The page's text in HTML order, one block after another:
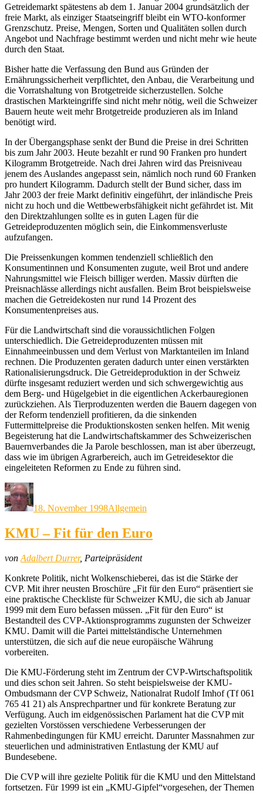
Getreidemarkt spätestens ab dem 1. Januar 2004 grundsätzlich der
freie Markt, als einziger Staatseingriff bleibt ein WTO-konformer
Grenzschutz. Preise, Mengen, Sorten und Qualitäten sollen durch
Angebot und Nachfrage bestimmt werden und nicht mehr wie heute
durch den Staat.
Bisher hatte die Verfassung den Bund aus Gründen der
Ernährungssicherheit verpflichtet, den Anbau, die Verarbeitung und
die Vorratshaltung von Brotgetreide sicherzustellen. Solche
drastischen Markteingriffe sind nicht mehr nötig, weil die Schweizer
Bauern heute weit mehr Brotgetreide produzieren als im Inland
benötigt wird.
In der Übergangsphase senkt der Bund die Preise in drei Schritten
bis zum Jahr 2003. Heute bezahlt er rund 90 Franken pro hundert
Kilogramm Brotgetreide. Nach drei Jahren wird das Preisniveau
jenem des Auslandes angepasst sein, nämlich noch rund 60 Franken
pro hundert Kilogramm. Dadurch stellt der Bund sicher, dass im
Jahr 2003 der freie Markt definitiv eingeführt, der inländische Preis
nicht zu hoch und die Wettbewerbsfähigkeit nicht gefährdet ist. Mit
den Direktzahlungen sollte es in guten Lagen für die
Getreideproduzenten möglich sein, die Einkommensverluste
aufzufangen.
Die Preissenkungen kommen tendenziell schließlich den
Konsumentinnen und Konsumenten zugute, weil Brot und andere
Nahrungsmittel wie Fleisch billiger werden. Massiv dürften die
Preisnachlässe allerdings nicht ausfallen. Beim Brot beispielsweise
machen die Getreidekosten nur rund 14 Prozent des
Konsumentenpreises aus.
Für die Landwirtschaft sind die voraussichtlichen Folgen
unterschiedlich. Die Getreideproduzenten müssen mit
Einnahmeeinbussen und dem Verlust von Marktanteilen im Inland
rechnen. Die Produzenten geraten dadurch unter einen verstärkten
Rationalisierungsdruck. Die Getreideproduktion in der Schweiz
dürfte insgesamt reduziert werden und sich schwergewichtig aus
dem Berg- und Hügelgebiet in die eigentlichen Ackerbauregionen
zurückziehen. Als Tierproduzenten werden die Bauern dagegen von
der Reform tendenziell profitieren, da die sinkenden
Futtermittelpreise die Produktionskosten senken helfen. Mit wenig
Begeisterung hat die Landwirtschaftskammer des Schweizerischen
Bauernverbandes die Ja Parole beschlossen, man ist aber überzeugt,
dass wie im übrigen Agrarbereich, auch im Getreidesektor die
eingeleiteten Reformen zu Ende zu führen sind.
Autor
Veröffentlicht
am
18. November 1998Allgemein
KMU – Fit für den Euro
von Adalbert Durrer, Parteipräsident
Konkrete Politik, nicht Wolkenschieberei, das ist die Stärke der
CVP. Mit ihrer neusten Broschüre „Fit für den Euro“ präsentiert sie
eine praktische Checkliste für Schweizer KMU, die sich ab Januar
1999 mit dem Euro befassen müssen. „Fit für den Euro“ ist
Bestandteil des CVP-Aktionsprogramms zugunsten der Schweizer
KMU. Damit will die Partei mittelständische Unternehmen
unterstützen, die sich auf die neue europäische Währung
vorbereiten.
Die KMU-Förderung steht im Zentrum der CVP-Wirtschaftspolitik
und dies schon seit Jahren. So steht beispielsweise der KMU-
Ombudsmann der CVP Schweiz, Nationalrat Rudolf Imhof (Tf 061
765 41 21) als Ansprechpartner und für konkrete Beratung zur
Verfügung. Auch im eidgenössischen Parlament hat die CVP mit
gezielten Vorstössen verschiedene Verbesserungen der
Rahmenbedingungen für KMU erreicht. Darunter Massnahmen zur
steuerlichen und administrativen Entlastung der KMU auf
Bundesebene.
Die CVP will ihre gezielte Politik für die KMU und den Mittelstand
fortsetzen. Für 1999 ist ein „KMU-Gipfel“vorgesehen, der Themen